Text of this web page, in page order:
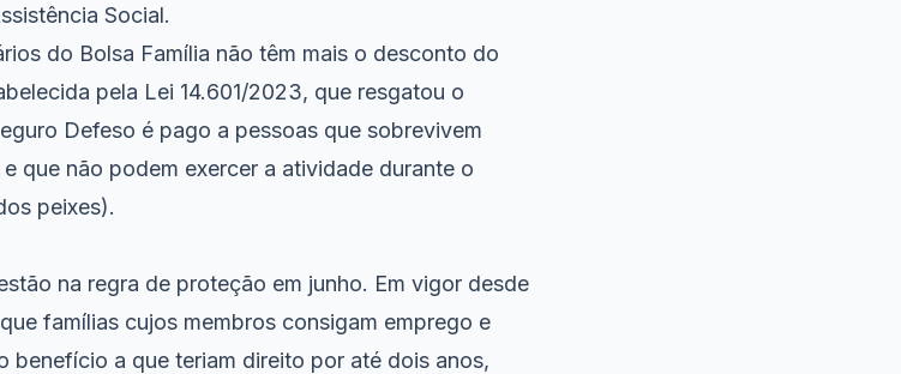
Social.
do Bolsa Família não têm mais o desconto do
pela Lei 14.601/2023, que resgatou o
Defeso é pago a pessoas que sobrevivem
que não podem exercer a atividade durante o
peixes).
na regra de proteção em junho. Em vigor desde
famílias cujos membros consigam emprego e
benefício a que teriam direito por até dois anos,